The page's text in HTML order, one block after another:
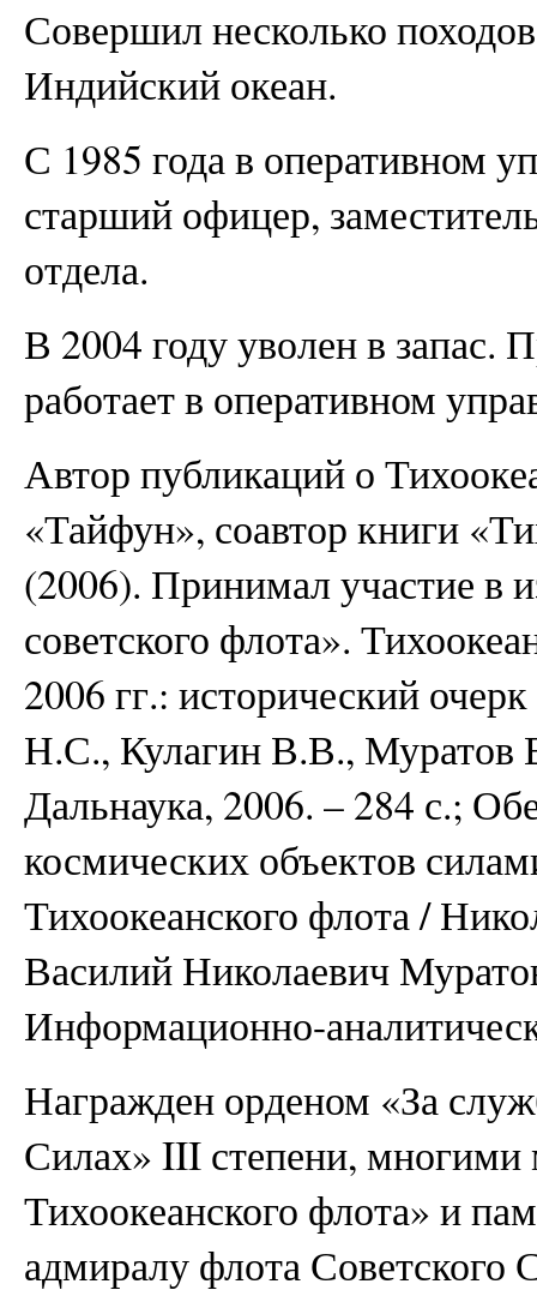
Совершил несколько
Индийский океан.
С 1985 года в оперативном
старший офицер,
отдела.
В 2004 году уволен в запас.
работает в оперативном
Автор публикаций о
«Тайфун», соавтор книги
(2006). Принимал участие в
советского флота».
2006 гг.: исторический
Н.С., Кулагин В.В., Муратов
Дальнаука, 2006. – 284 с.;
космических объектов
Тихоокеанского флота /
Василий Николаевич
Информационно-
Награжден орденом «За
Силах» III степени, многими
Тихоокеанского флота» и
адмиралу флота